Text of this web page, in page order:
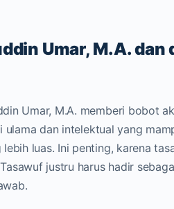
Umar, M.A.
Umar, M.A. memberi bobot
ulama dan intelektual yang
luas. Ini penting, karena
justru harus hadir